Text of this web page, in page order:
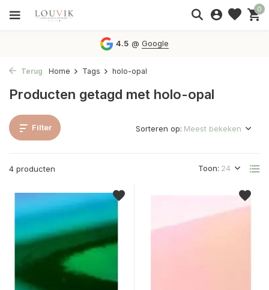
0
4.5 @Google
Terug Home Tags holo-opal
Producten getagd met holo-opal
Filter
4 producten Toon:
Sorteren op: